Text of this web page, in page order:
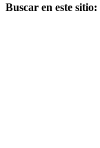
Buscar en este sitio: